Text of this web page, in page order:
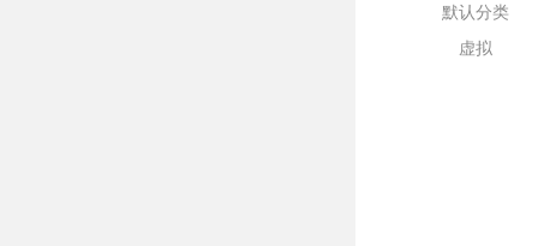
默认分类
虚拟